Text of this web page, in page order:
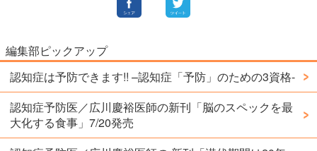
編集部ピックアップ
認知症は予防できます!! –認知症「予防」のための3資格-
認知症予防医／広川慶裕医師の新刊「脳のスペックを最
大化する食事」7/20発売